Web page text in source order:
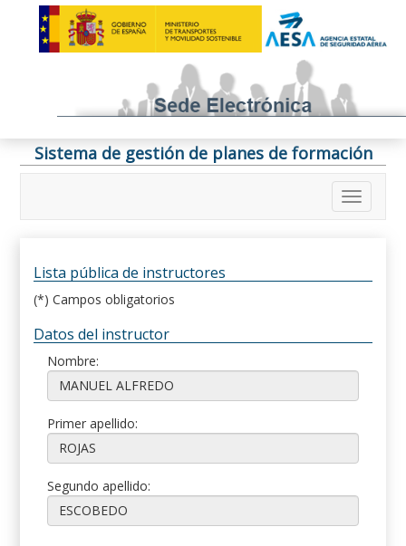
Sistema de gestión de planes de formación
Lista pública de instructores
(*) Campos obligatorios
Datos del instructor
Nombre:
Primer apellido:
Segundo apellido: